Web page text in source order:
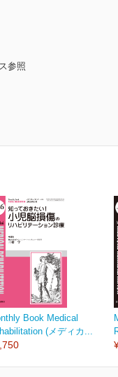
参照
Book Medical
(メディカ...